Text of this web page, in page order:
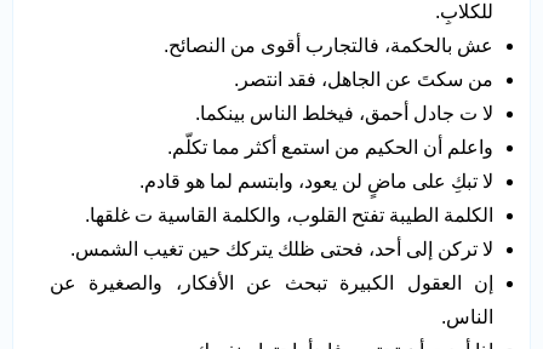
للكلابِ.
عش بالحكمة، فالتجارب أقوى من النصائح.
من سكتَ عن الجاهل، فقد انتصر.
لا ت جادل أحمق، فيخلط الناس بينكما.
واعلم أن الحكيم من استمع أكثر مما تكلّم.
لا تبكِ على ماضٍ لن يعود، وابتسم لما هو قادم.
الكلمة الطيبة تفتح القلوب، والكلمة القاسية ت غلقها.
لا تركن إلى أحد، فحتى ظلك يتركك حين تغيب الشمس.
إن العقول الكبيرة تبحث عن الأفكار، والصغيرة عن
الناس.